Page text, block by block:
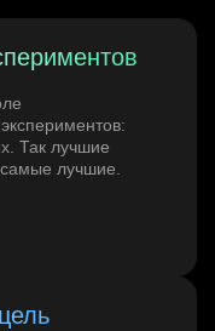
Так лучшие
лучшие.